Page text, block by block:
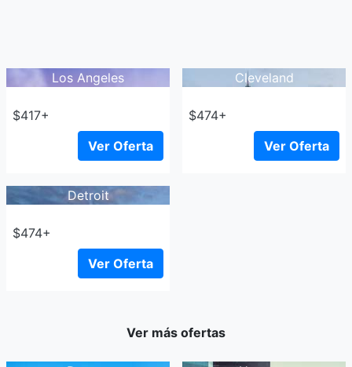
Los Angeles
$417+
Ver Oferta
Cleveland
$474+
Ver Oferta
Detroit
$474+
Ver Oferta
Ver más ofertas